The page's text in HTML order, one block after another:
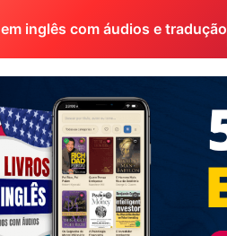
em inglês com áudios e tradução